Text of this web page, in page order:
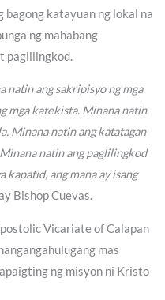
bagong katayuan ng lokal na
ng mahabang
paglilingkod.
natin ang sakripisyo ng mga
mga katekista. Minana natin
Minana natin ang katatagan
natin ang paglilingkod
kapatid, ang mana ay isang
Bishop Cuevas.
Vicariate of Calapan
mas
ng misyon ni Kristo